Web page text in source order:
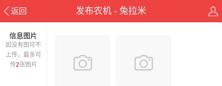
返回 发布农机 - 兔拉米
信息图片
如没有图可不
上传，最多可
传2张图片